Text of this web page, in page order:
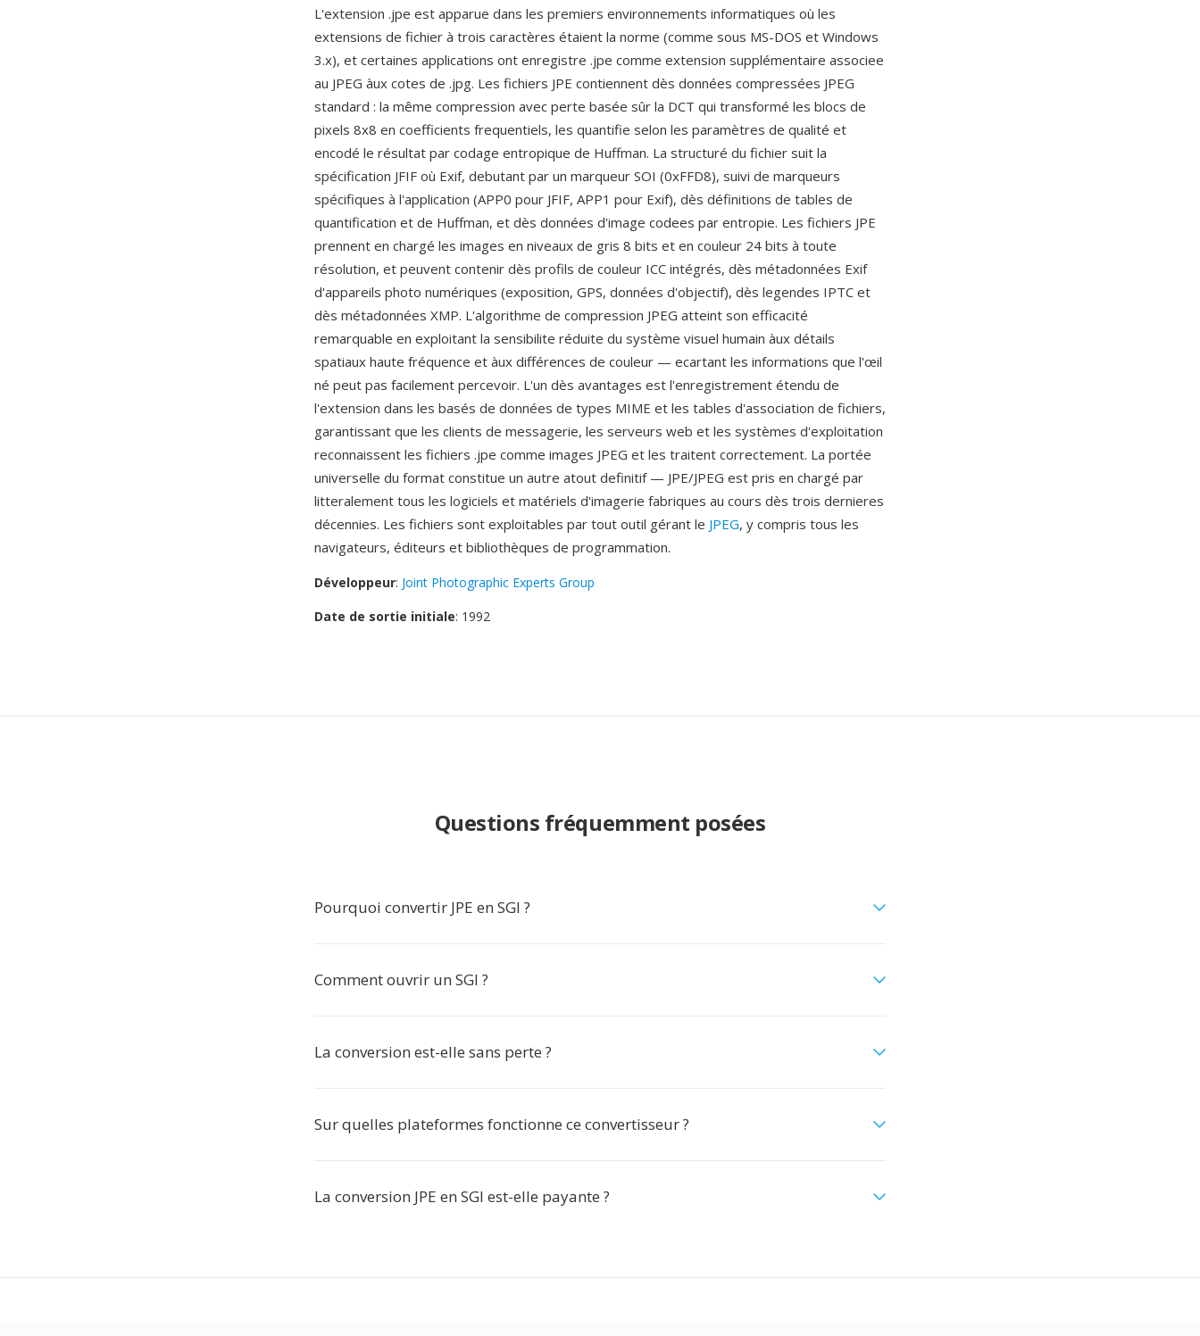
L'extension .jpe est apparue dans les premiers environnements informatiques où les
extensions de fichier à trois caractères étaient la norme (comme sous MS-DOS et Windows
3.x), et certaines applications ont enregistre .jpe comme extension supplémentaire associee
au JPEG àux cotes de .jpg. Les fichiers JPE contiennent dès données compressées JPEG
standard : la même compression avec perte basée sûr la DCT qui transformé les blocs de
pixels 8x8 en coefficients frequentiels, les quantifie selon les paramètres de qualité et
encodé le résultat par codage entropique de Huffman. La structuré du fichier suit la
spécification JFIF où Exif, debutant par un marqueur SOI (0xFFD8), suivi de marqueurs
spécifiques à l'application (APP0 pour JFIF, APP1 pour Exif), dès définitions de tables de
quantification et de Huffman, et dès données d'image codees par entropie. Les fichiers JPE
prennent en chargé les images en niveaux de gris 8 bits et en couleur 24 bits à toute
résolution, et peuvent contenir dès profils de couleur ICC intégrés, dès métadonnées Exif
d'appareils photo numériques (exposition, GPS, données d'objectif), dès legendes IPTC et
dès métadonnées XMP. L'algorithme de compression JPEG atteint son efficacité
remarquable en exploitant la sensibilite réduite du système visuel humain àux détails
spatiaux haute fréquence et àux différences de couleur — ecartant les informations que l'œil
né peut pas facilement percevoir. L'un dès avantages est l'enregistrement étendu de
l'extension dans les basés de données de types MIME et les tables d'association de fichiers,
garantissant que les clients de messagerie, les serveurs web et les systèmes d'exploitation
reconnaissent les fichiers .jpe comme images JPEG et les traitent correctement. La portée
universelle du format constitue un autre atout definitif — JPE/JPEG est pris en chargé par
litteralement tous les logiciels et matériels d'imagerie fabriques au cours dès trois dernieres
décennies. Les fichiers sont exploitables par tout outil gérant le JPEG, y compris tous les
navigateurs, éditeurs et bibliothèques de programmation.
Développeur: Joint Photographic Experts Group
Date de sortie initiale: 1992
Questions fréquemment posées
Pourquoi convertir JPE en SGI ?
Comment ouvrir un SGI ?
La conversion est-elle sans perte ?
Sur quelles plateformes fonctionne ce convertisseur ?
La conversion JPE en SGI est-elle payante ?